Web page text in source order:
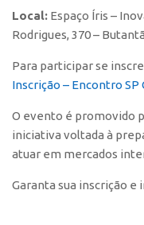
EMBRAPIIs
CEPIDs
CEPIX
CPEs
INCTs
PRPI/USP
Local: Espaço Íris –
Rodrigues, 370 –
Para participar se
Inscrição – Encontro SP
O evento é promovido
iniciativa voltada à
atuar em mercados
Garanta sua inscrição